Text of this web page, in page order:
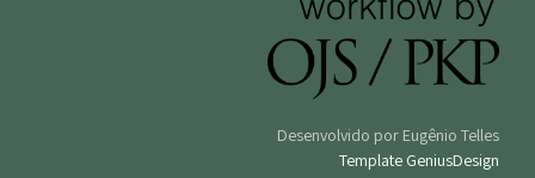
Desenvolvido por Eugênio Telles
Template GeniusDesign